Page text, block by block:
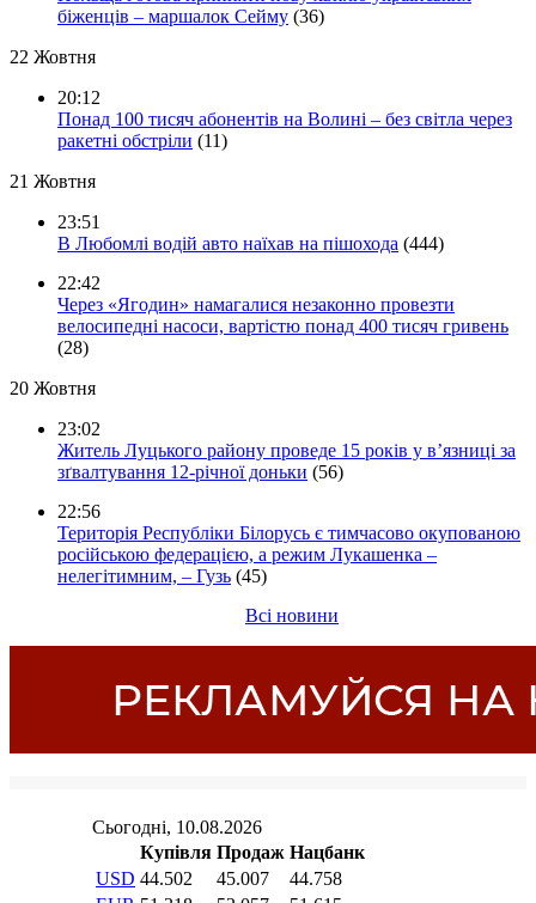
біженців – маршалок Сейму (36)
22 Жовтня
20:12
Понад 100 тисяч абонентів на Волині – без світла через
ракетні обстріли (11)
21 Жовтня
23:51
В Любомлі водій авто наїхав на пішохода (444)
22:42
Через «Ягодин» намагалися незаконно провезти
велосипедні насоси, вартістю понад 400 тисяч гривень
(28)
20 Жовтня
23:02
Житель Луцького району проведе 15 років у в’язниці за
зґвалтування 12-річної доньки (56)
22:56
Територія Республіки Білорусь є тимчасово окупованою
російською федерацією, а режим Лукашенка –
нелегітимним, – Гузь (45)
Всі новини